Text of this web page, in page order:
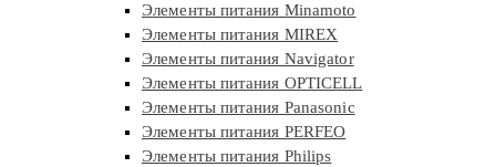
Элементы питания Minamoto
Элементы питания MIREX
Элементы питания Navigator
Элементы питания OPTICELL
Элементы питания Panasonic
Элементы питания PERFEO
Элементы питания Philips